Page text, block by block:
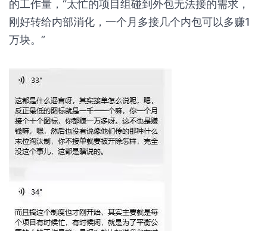
的工作量，“太忙的项目组碰到外包无法接的需求，
刚好转给内部消化，一个月多接几个内包可以多赚1
万块。”